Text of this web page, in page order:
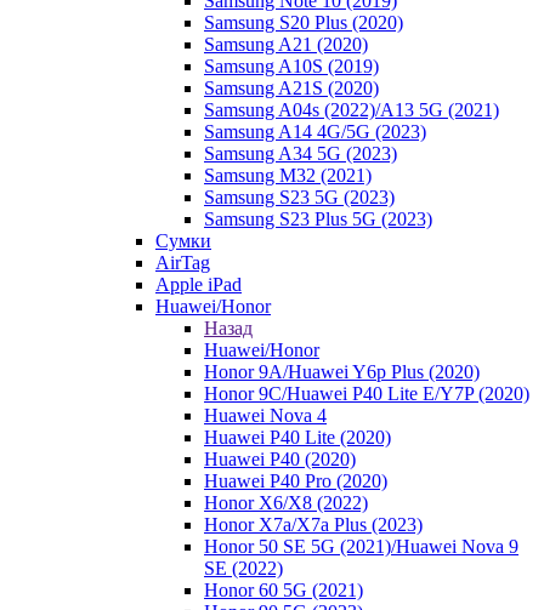
Samsung S20 Plus (2020)
Samsung A21 (2020)
Samsung A10S (2019)
Samsung A21S (2020)
Samsung A04s (2022)/А13 5G (2021)
Samsung A14 4G/5G (2023)
Samsung A34 5G (2023)
Samsung M32 (2021)
Samsung S23 5G (2023)
Samsung S23 Plus 5G (2023)
Сумки
AirTag
Apple iPad
Huawei/Honor
Назад
Huawei/Honor
Honor 9A/Huawei Y6p Plus (2020)
Honor 9C/Huawei P40 Lite E/Y7P (2020)
Huawei Nova 4
Huawei P40 Lite (2020)
Huawei P40 (2020)
Huawei P40 Pro (2020)
Honor X6/Х8 (2022)
Honor X7a/X7a Plus (2023)
Honor 50 SE 5G (2021)/Huawei Nova 9
SE (2022)
Honor 60 5G (2021)